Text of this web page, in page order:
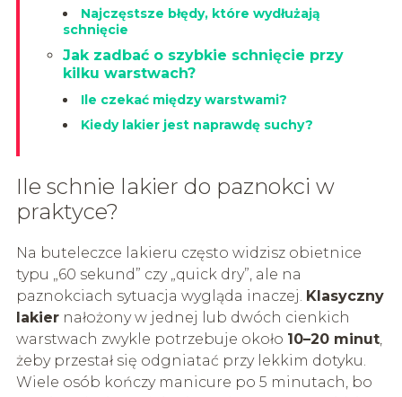
Najczęstsze błędy, które wydłużają
schnięcie
Jak zadbać o szybkie schnięcie przy
kilku warstwach?
Ile czekać między warstwami?
Kiedy lakier jest naprawdę suchy?
Ile schnie lakier do paznokci w
praktyce?
Na buteleczce lakieru często widzisz obietnice
typu „60 sekund” czy „quick dry”, ale na
paznokciach sytuacja wygląda inaczej. Klasyczny
lakiernałożony w jednej lub dwóch cienkich
warstwach zwykle potrzebuje około 10–20 minut,
żeby przestał się odgniatać przy lekkim dotyku.
Wiele osób kończy manicure po 5 minutach, bo